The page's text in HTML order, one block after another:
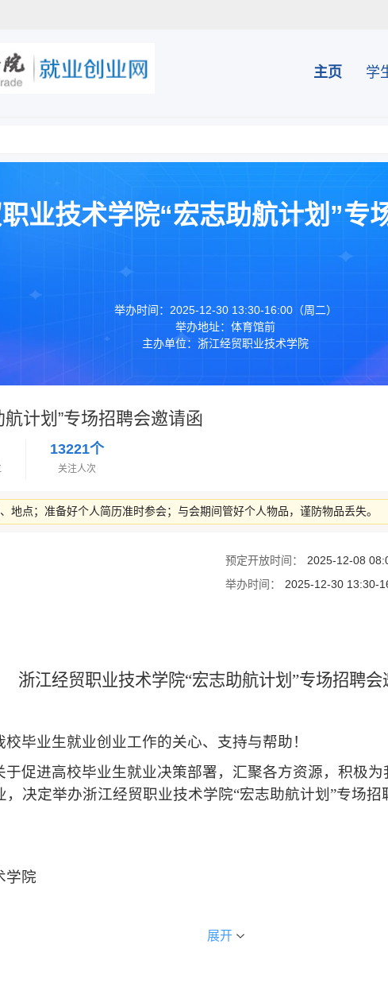
主页 学
业技术学院“宏志助航计划”专
举办时间：2025-12-30 13:30-16:00（周二）
举办地址：体育馆前
主办单位：浙江经贸职业技术学院
计划”专场招聘会邀请函
13221个
关注人次
地点；准备好个人简历准时参会；与会期间管好个人物品，谨防物品丢失。
预定开放时间：
2025-12-08
举办时间：
2025-12-30 13:30-
浙江经贸职业技术学院“宏志助航计划 ”专场招聘会
毕业生就业创业工作的关心、支持与帮助！
促进高校毕业生就业决策部署，汇聚各方资源，积极
， 决定举办浙江经贸职业技术学院“宏志助航计划 ”专场招
学院
展开